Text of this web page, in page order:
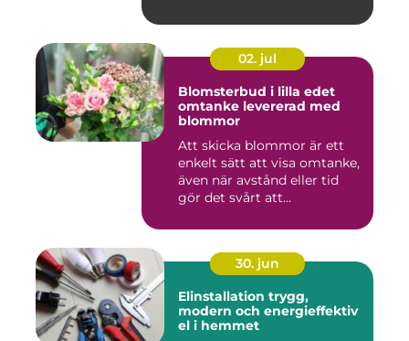
02. jul
Blomsterbud i lilla edet
omtanke levererad med
blommor
Att skicka blommor är ett
enkelt sätt att visa omtanke,
även när avstånd eller tid
gör det svårt att...
30. jun
Elinstallation trygg,
modern och energieffektiv
el i hemmet